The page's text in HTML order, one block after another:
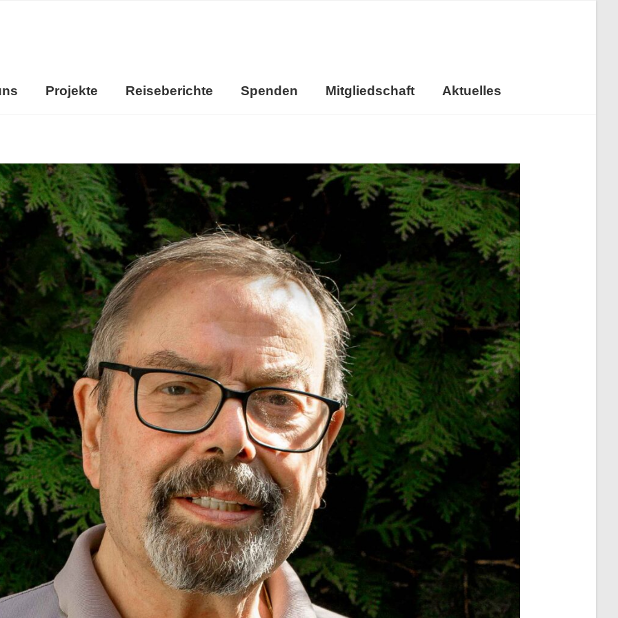
Projekte Reiseberichte Spenden Mitgliedschaft Aktuelles